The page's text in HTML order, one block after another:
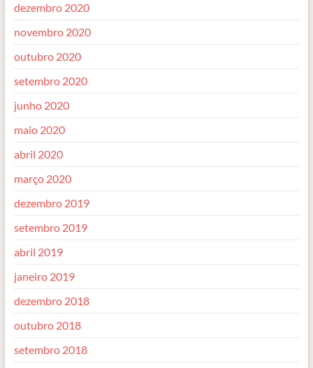
dezembro 2020
novembro 2020
outubro 2020
setembro 2020
junho 2020
maio 2020
abril 2020
março 2020
dezembro 2019
setembro 2019
abril 2019
janeiro 2019
dezembro 2018
outubro 2018
setembro 2018